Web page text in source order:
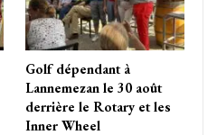
Golf dépendant à
Lannemezan le 30 août
derrière le Rotary et les
Inner Wheel